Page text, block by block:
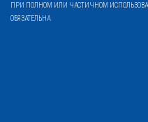
ПРИ ПОЛНОМ ИЛИ ЧАСТИЧНОМ
ОБЯЗАТЕЛЬНА